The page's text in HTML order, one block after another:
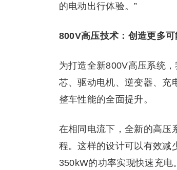
的电动出行体验。”
800V高压技术：创造更多
为打造全新800V高压系统
芯、驱动电机、逆变器、充
整车性能的全面提升。
在相同电流下，全新的高压
程。这样的设计可以有效减
350kW的功率实现快速充电。